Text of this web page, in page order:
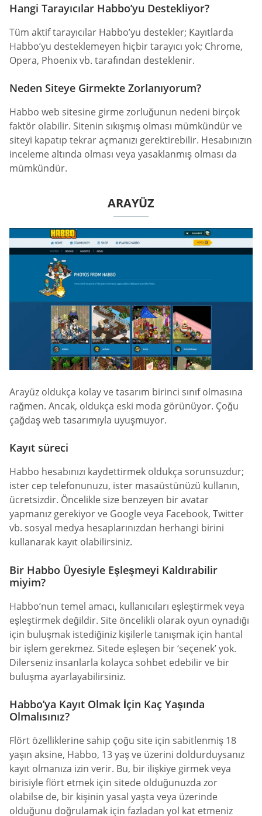
Hangi Tarayıcılar Habbo’yu Destekliyor?
Tüm aktif tarayıcılar Habbo’yu destekler; Kayıtlarda
Habbo’yu desteklemeyen hiçbir tarayıcı yok; Chrome,
Opera, Phoenix vb. tarafından desteklenir.
Neden Siteye Girmekte Zorlanıyorum?
Habbo web sitesine girme zorluğunun nedeni birçok
faktör olabilir. Sitenin sıkışmış olması mümkündür ve
siteyi kapatıp tekrar açmanızı gerektirebilir. Hesabınızın
inceleme altında olması veya yasaklanmış olması da
mümkündür.
ARAYÜZ
Arayüz oldukça kolay ve tasarım birinci sınıf olmasına
rağmen. Ancak, oldukça eski moda görünüyor. Çoğu
çağdaş web tasarımıyla uyuşmuyor.
Kayıt süreci
Habbo hesabınızı kaydettirmek oldukça sorunsuzdur;
ister cep telefonunuzu, ister masaüstünüzü kullanın,
ücretsizdir. Öncelikle size benzeyen bir avatar
yapmanız gerekiyor ve Google veya Facebook, Twitter
vb. sosyal medya hesaplarınızdan herhangi birini
kullanarak kayıt olabilirsiniz.
Bir Habbo Üyesiyle Eşleşmeyi Kaldırabilir
miyim?
Habbo’nun temel amacı, kullanıcıları eşleştirmek veya
eşleştirmek değildir. Site öncelikli olarak oyun oynadığı
için buluşmak istediğiniz kişilerle tanışmak için hantal
bir işlem gerekmez. Sitede eşleşen bir ‘seçenek’ yok.
Dilerseniz insanlarla kolayca sohbet edebilir ve bir
buluşma ayarlayabilirsiniz.
Habbo’ya Kayıt Olmak İçin Kaç Yaşında
Olmalısınız?
Flört özelliklerine sahip çoğu site için sabitlenmiş 18
yaşın aksine, Habbo, 13 yaş ve üzerini doldurduysanız
kayıt olmanıza izin verir. Bu, bir ilişkiye girmek veya
birisiyle flört etmek için sitede olduğunuzda zor
olabilse de, bir kişinin yasal yaşta veya üzerinde
olduğunu doğrulamak için fazladan yol kat etmeniz